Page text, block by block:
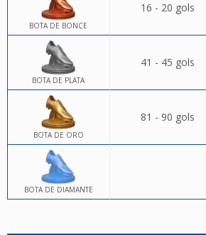
BOTA DE BONCE
16 - 20 gols
BOTA DE PLATA
41 - 45 gols
BOTA DE ORO
81 - 90 gols
BOTA DE DIAMANTE